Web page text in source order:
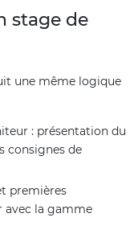
stage de
une même logique
: présentation du
consignes de
premières
avec la gamme